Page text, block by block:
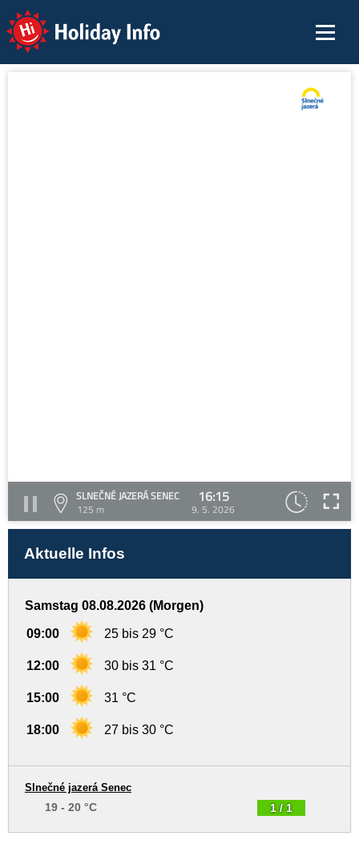
Holiday Info
SLNEČNÉ JAZERÁ SENEC
125 m
16:15
9. 5. 2026
Aktuelle Infos
Samstag 08.08.2026 (Morgen)
09:00 25 bis 29 °C
12:00 30 bis 31 °C
15:00 31 °C
18:00 27 bis 30 °C
1 / 1
Slnečné jazerá Senec
19 - 20 °C